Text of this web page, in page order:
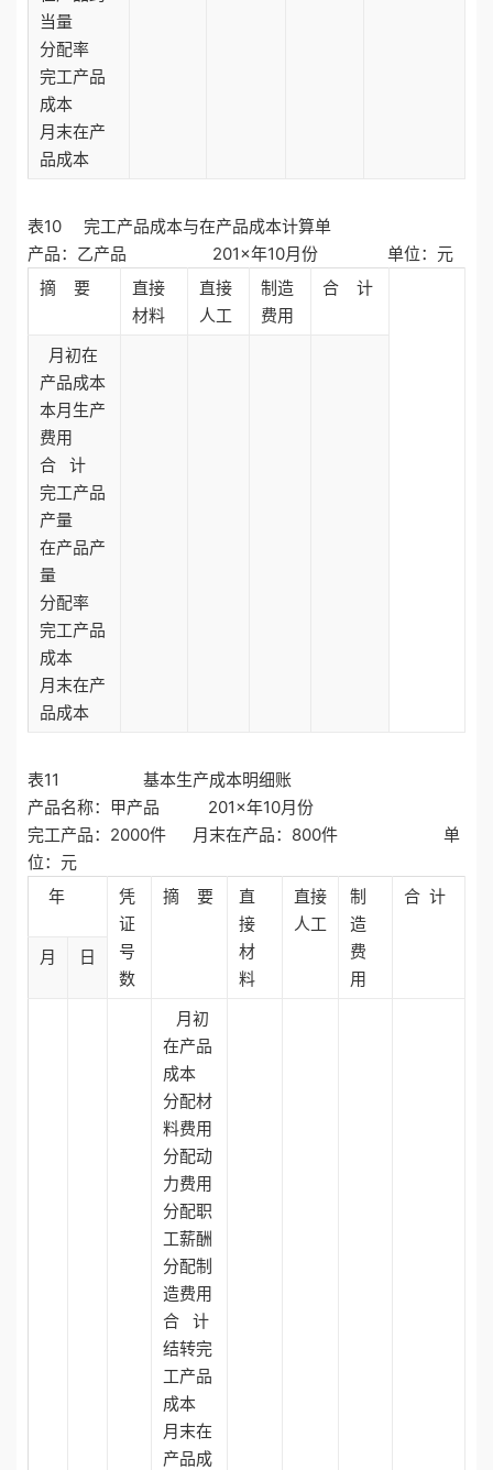
当量
分配率
完工产品
成本
月末在产
品成本
表10 完工产品成本与在产品成本计算单
产品：乙产品 201×年10月份 单位：元
摘 要
直接
材料
直接
人工
制造
费用
合 计
月初在
产品成本
本月生产
费用
合 计
完工产品
产量
在产品产
量
分配率
完工产品
成本
月末在产
品成本
表11 基本生产成本明细账
产品名称：甲产品 201×年10月份
完工产品：2000件 月末在产品：800件 单
位：元
年
凭
证
号
数
摘 要
直
接
材
料
直接
人工
制
造
费
用
合 计
月 日
月初
在产品
成本
分配材
料费用
分配动
力费用
分配职
工薪酬
分配制
造费用
合 计
结转完
工产品
成本
月末在
产品成